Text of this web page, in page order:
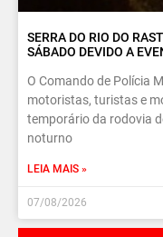
SERRA DO RIO DO
SÁBADO DEVIDO A
O Comando de Polícia
motoristas, turistas e
temporário da rodovia
noturno
LEIA MAIS »
07/08/2026